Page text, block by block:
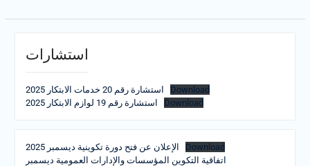
استشارات
استشارة رقم 20 خدمات الابتكار 2025
Download
استشارة رقم 19 لوازم الابتكار 2025
Download
الإعلان عن فتح دورة تكوينية ديسمبر 2025
Download
اتفاقية التكوين المؤسسات والإدارات العمومية ديسمبر